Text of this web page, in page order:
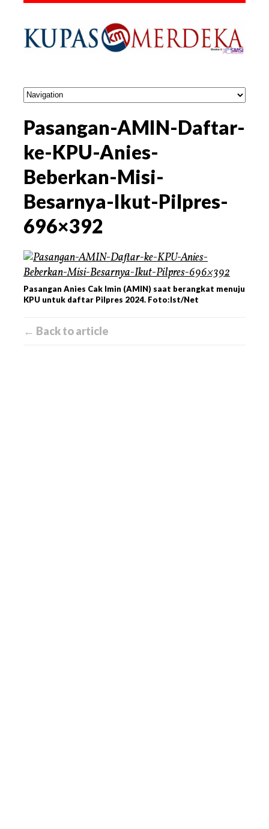
Pasangan-AMIN-Daftar-
ke-KPU-Anies-
Beberkan-Misi-
Besarnya-Ikut-Pilpres-
696×392
Pasangan Anies Cak Imin (AMIN) saat berangkat menuju
KPU untuk daftar Pilpres 2024. Foto:Ist/Net
← Back to article